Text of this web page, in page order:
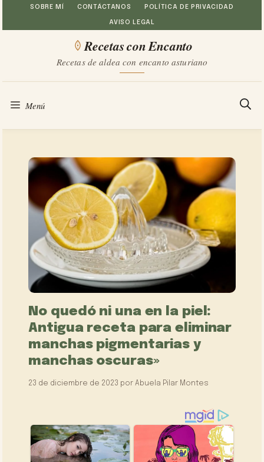
Saltar
al
SOBRE MÍ CONTÁCTANOS POLÍTICA DE PRIVACIDAD
AVISO LEGAL
Recetas con Encanto
Recetas de aldea con encanto asturiano
Menú
No quedó ni una en la piel:
Antigua receta para eliminar
manchas pigmentarias y
manchas oscuras»
23 de diciembre de 2023 por Abuela Pilar Montes